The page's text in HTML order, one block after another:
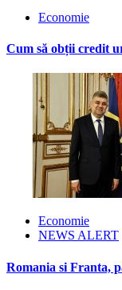
Economie
Cum să obții credit
Economie
NEWS ALERT
Romania si Franta,